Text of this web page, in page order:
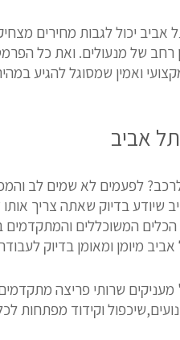
אביב יכול לגבות מחירים
רחב של מנעולים. ואת כל
מקצועי ואמין שמסוגל להגיע
אביב
לפעמים לא שמים לב
שיודע בדיוק שאתה צריך
המשוכללים
מיומן ומאומן בדיוק
מעניקים שרותי פריצה
וקידוד מפתחות